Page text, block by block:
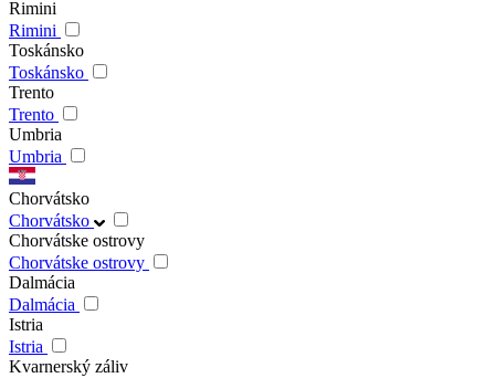
Rimini
Rimini
Toskánsko
Toskánsko
Trento
Trento
Umbria
Umbria
Chorvátsko
Chorvátsko
Chorvátske ostrovy
Chorvátske ostrovy
Dalmácia
Dalmácia
Istria
Istria
Kvarnerský záliv